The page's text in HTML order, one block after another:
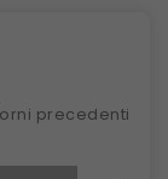
precedenti